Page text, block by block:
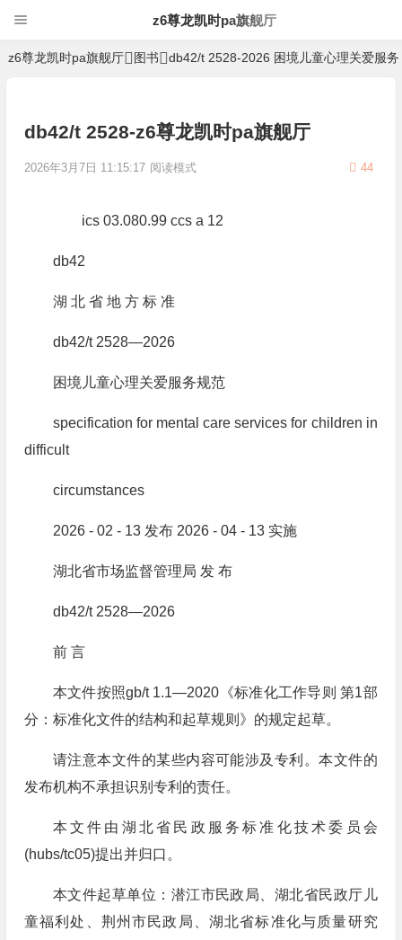
z6尊龙凯时pa旗舰厅
z6尊龙凯时pa旗舰厅 图书 db42/t 2528-2026 困境儿童心理关爱服
db42/t 2528-z6尊龙凯时pa旗舰厅
2026年3月7日 11:15:17 44
阅读模式
ics 03.080.99 ccs a 12
db42
湖 北 省 地 方 标 准
db42/t 2528—2026
困境儿童心理关爱服务规范
specification for mental care services for children in
difficult
circumstances
2026 - 02 - 13 发布 2026 - 04 - 13 实施
湖北省市场监督管理局 发 布
db42/t 2528—2026
前 言
本文件按照gb/t 1.1—2020《标准化工作导则 第1部
分：标准化文件的结构和起草规则》的规定起草。
请注意本文件的某些内容可能涉及专利。本文件的
发布机构不承担识别专利的责任。
本文件由湖北省民政服务标准化技术委员会
(hubs/tc05)提出并归口。
本文件起草单位：潜江市民政局、湖北省民政厅儿
童福利处、荆州市民政局、湖北省标准化与质量研究